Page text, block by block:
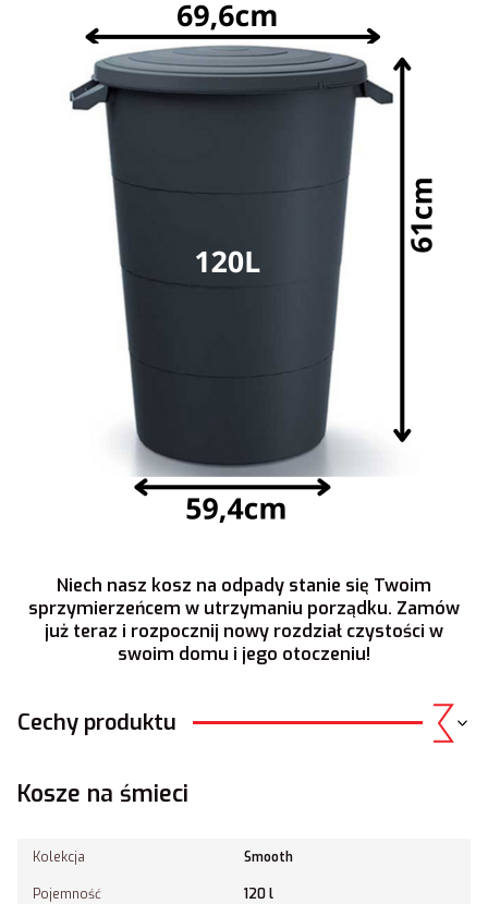
Niech nasz kosz na odpady stanie się Twoim
sprzymierzeńcem w utrzymaniu porządku. Zamów
już teraz i rozpocznij nowy rozdział czystości w
swoim domu i jego otoczeniu!
Cechy produktu
Kosze na śmieci
Kolekcja Smooth
Pojemność 120 l